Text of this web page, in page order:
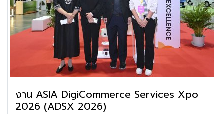
งาน ASIA DigiCommerce Services Xpo
2026 (ADSX 2026)